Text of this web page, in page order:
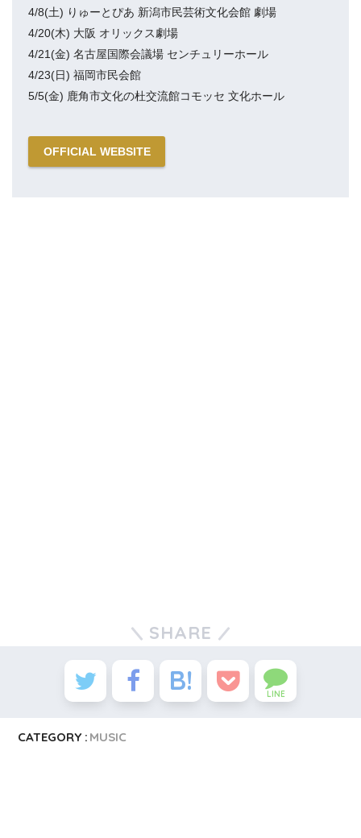
4/8(土) りゅーとぴあ 新潟市民芸術文化会館 劇場
4/20(木) 大阪 オリックス劇場
4/21(金) 名古屋国際会議場 センチュリーホール
4/23(日) 福岡市民会館
5/5(金) 鹿角市文化の杜交流館コモッセ 文化ホール
OFFICIAL WEBSITE
SHARE
LINE
CATEGORY : MUSIC